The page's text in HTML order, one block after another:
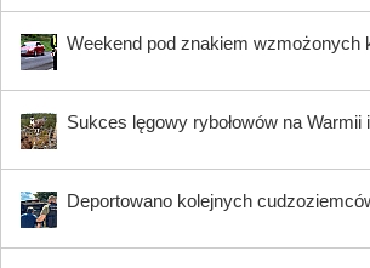
Weekend pod znakiem wzmożonych
Sukces lęgowy rybołowów na
Deportowano kolejnych